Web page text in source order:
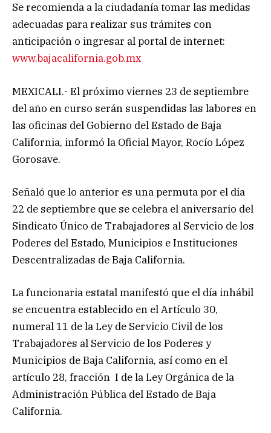
Se recomienda a la ciudadanía tomar las medidas
adecuadas para realizar sus trámites con
anticipación o ingresar al portal de internet:
www.bajacalifornia.gob.mx
MEXICALI.- El próximo viernes 23 de septiembre
del año en curso serán suspendidas las labores en
las oficinas del Gobierno del Estado de Baja
California, informó la Oficial Mayor, Rocío López
Gorosave.
Señaló que lo anterior es una permuta por el día
22 de septiembre que se celebra el aniversario del
Sindicato Único de Trabajadores al Servicio de los
Poderes del Estado, Municipios e Instituciones
Descentralizadas de Baja California.
La funcionaria estatal manifestó que el día inhábil
se encuentra establecido en el Artículo 30,
numeral 11 de la Ley de Servicio Civil de los
Trabajadores al Servicio de los Poderes y
Municipios de Baja California, así como en el
artículo 28, fracción I de la Ley Orgánica de la
Administración Pública del Estado de Baja
California.